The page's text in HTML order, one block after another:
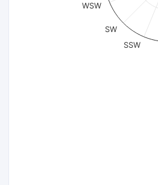
SSW
SW
WSW